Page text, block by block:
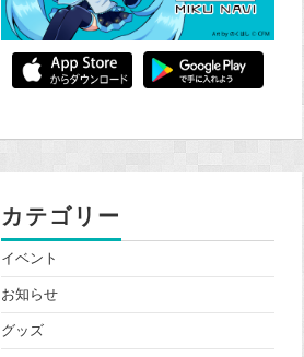
カテゴリー
イベント
お知らせ
グッズ